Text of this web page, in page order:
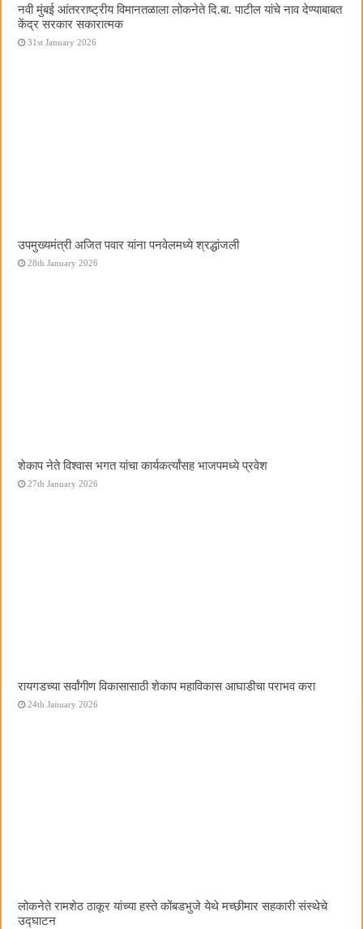
नवी मुंबई आंतरराष्ट्रीय विमानतळाला लोकनेते दि.बा. पाटील यांचे नाव देण्याबाबत
केंद्र सरकार सकारात्मक
31st January 2026
उपमुख्यमंत्री अजित पवार यांना पनवेलमध्ये श्रद्धांजली
28th January 2026
शेकाप नेते विश्वास भगत यांचा कार्यकर्त्यांसह भाजपमध्ये प्रवेश
27th January 2026
रायगडच्या सर्वांगीण विकासासाठी शेकाप महाविकास आघाडीचा पराभव करा
24th January 2026
लोकनेते रामशेठ ठाकूर यांच्या हस्ते कोंबडभुजे येथे मच्छीमार सहकारी संस्थेचे
उद्घाटन